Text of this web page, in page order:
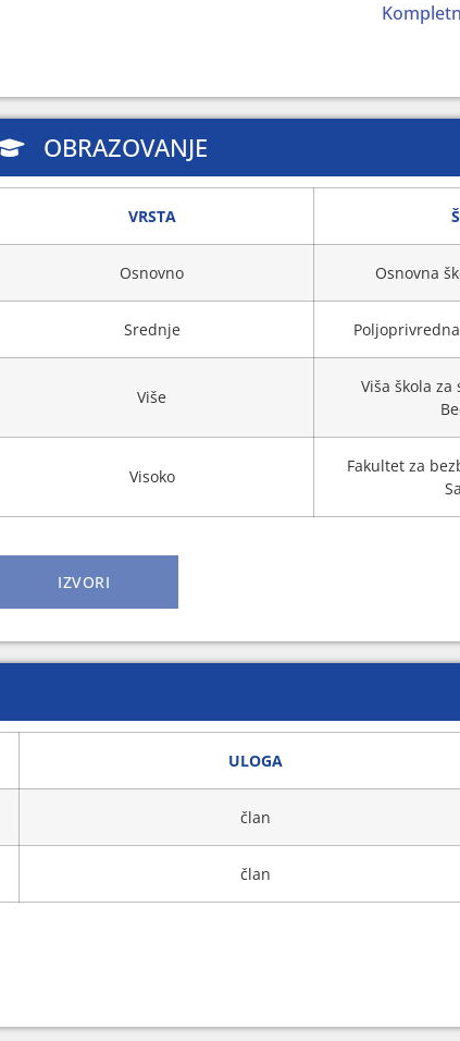
na dva mjeseca zatvora i 2022. godine na deset
OBRAZOVANJE
VRSTA
Osnovno Osnovna
Srednje
Više
Viša škola
Visoko
Fakultet za
IZVORI
ULOGA
član
član